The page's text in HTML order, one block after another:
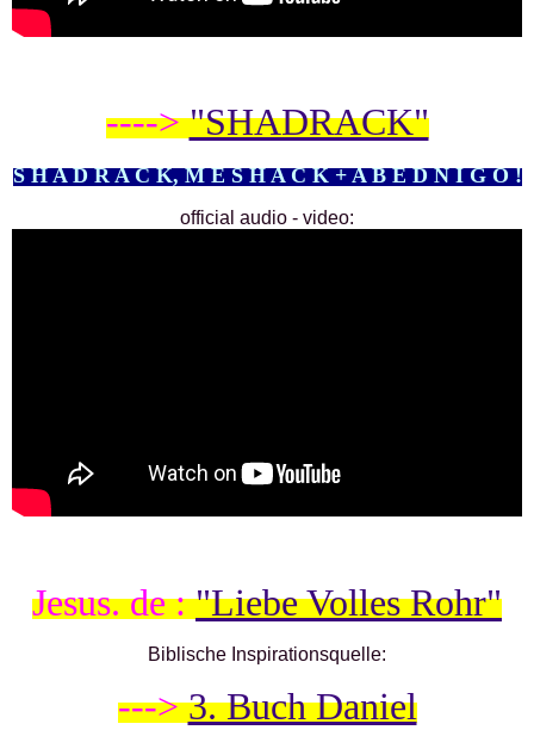
---->"SHADRACK"
S H A D R A C K, M E S H A C K + A B E D N I G O !
official audio - video:
Jesus. de :"Liebe Volles Rohr"
Biblische Inspirationsquelle:
--->3. Buch Daniel